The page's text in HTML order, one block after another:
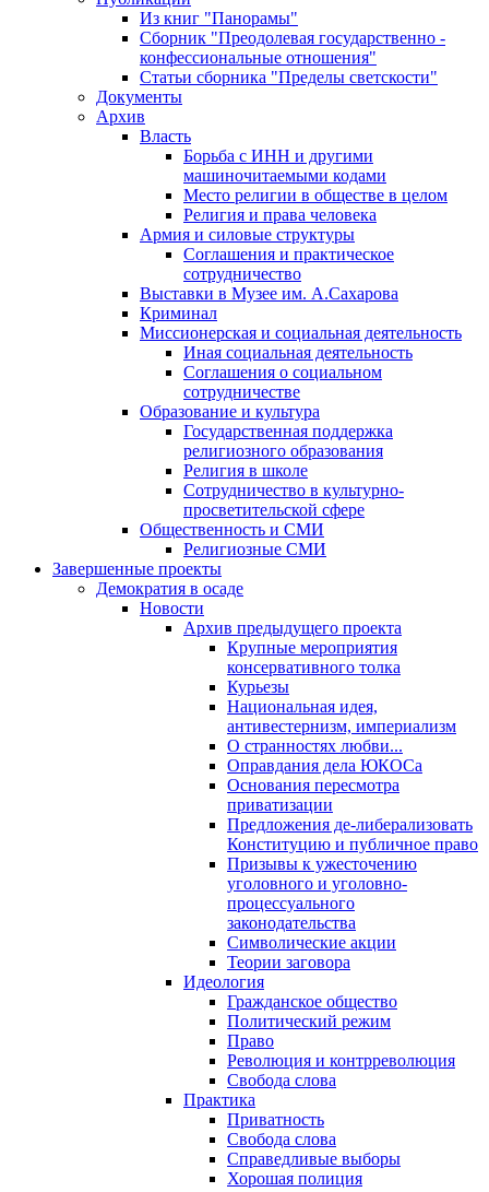
Из книг "Панорамы"
Сборник "Преодолевая государственно -
конфессиональные отношения"
Статьи сборника "Пределы светскости"
Документы
Архив
Власть
Борьба с ИНН и другими
машиночитаемыми кодами
Место религии в обществе в целом
Религия и права человека
Армия и силовые структуры
Соглашения и практическое
сотрудничество
Выставки в Музее им. А.Сахарова
Криминал
Миссионерская и социальная деятельность
Иная социальная деятельность
Соглашения о социальном
сотрудничестве
Образование и культура
Государственная поддержка
религиозного образования
Религия в школе
Сотрудничество в культурно-
просветительской сфере
Общественность и СМИ
Религиозные СМИ
Завершенные проекты
Демократия в осаде
Новости
Архив предыдущего проекта
Крупные мероприятия
консервативного толка
Курьезы
Национальная идея,
антивестернизм, империализм
О странностях любви...
Оправдания дела ЮКОСа
Основания пересмотра
приватизации
Предложения де-либерализовать
Конституцию и публичное право
Призывы к ужесточению
уголовного и уголовно-
процессуального
законодательства
Символические акции
Теории заговора
Идеология
Гражданское общество
Политический режим
Право
Революция и контрреволюция
Свобода слова
Практика
Приватность
Свобода слова
Справедливые выборы
Хорошая полиция